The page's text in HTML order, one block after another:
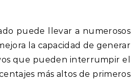
puede llevar a numerosos
la capacidad de generar
que pueden interrumpir el
más altos de primeros